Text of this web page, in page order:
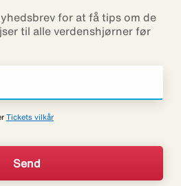
for at få tips om de
til alle verdenshjørner før
Tickets vilkår